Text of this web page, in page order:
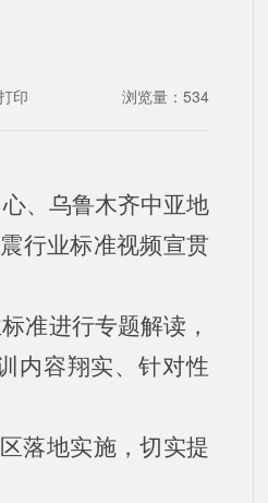
印 浏览量： 534
、乌鲁木齐中亚地
行业标准视频宣贯
准进行专题解读，
内容翔实、针对性
落地实施，切实提